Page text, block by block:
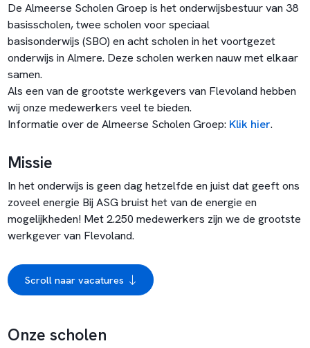
De Almeerse Scholen Groep is het onderwijsbestuur van 38
basisscholen, twee scholen voor speciaal
basisonderwijs (SBO) en acht scholen in het voortgezet
onderwijs in Almere. Deze scholen werken nauw met elkaar
samen.
Als een van de grootste werkgevers van Flevoland hebben
wij onze medewerkers veel te bieden.
Informatie over de Almeerse Scholen Groep: Klik hier.
Missie
In het onderwijs is geen dag hetzelfde en juist dat geeft ons
zoveel energie Bij ASG bruist het van de energie en
mogelijkheden! Met 2.250 medewerkers zijn we de grootste
werkgever van Flevoland.
Scroll naar vacatures
Onze scholen